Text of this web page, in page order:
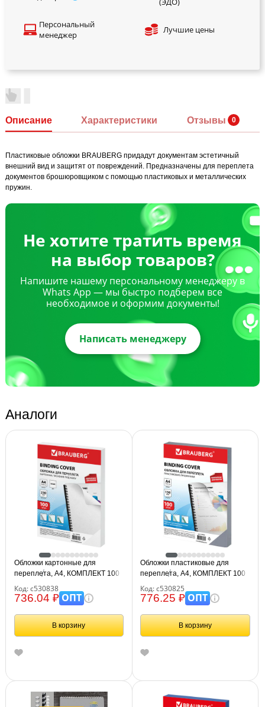
Персональный
менеджер
Лучшие цены
Описание Характеристики Отзывы
Пластиковые обложки BRAUBERG придадут документам эстетичный
внешний вид и защитят от повреждений. Предназначены для переплета
документов брошюровщиком с помощью пластиковых и металлических
пружин.
Не хотите тратить время
на выбор товаров?
Напишите нашему персональному менеджеру в
Whats App — мы быстро подберем все
необходимое и оформим документы!
Написать менеджеру
Аналоги
Обложки картонные для
переплета, А4, КОМПЛЕКТ 100
белые, BRAUBERG, 530838
Код: с530838
736.04 ₽ОПТ
В корзину
Обложки пластиковые для
переплета, А4, КОМПЛЕКТ 100
BRAUBERG, 530825
Код: с530825
776.25 ₽ОПТ
В корзину